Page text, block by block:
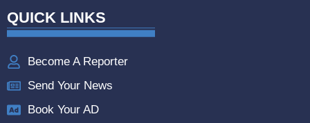
QUICK LINKS
Become A Reporter
Send Your News
Book Your AD